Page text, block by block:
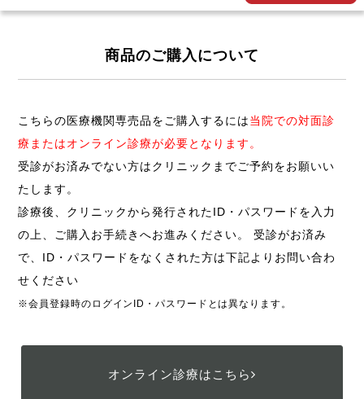
商品のご購入について
こちらの医療機関専売品をご購入するには当院での対面診
療またはオンライン診療が必要となります。
受診がお済みでない方はクリニックまでご予約をお願いい
たします。
診療後、クリニックから発行されたID・パスワードを入力
の上、ご購入お手続きへお進みください。 受診がお済み
で、ID・パスワードをなくされた方は下記よりお問い合わ
せください
※会員登録時のログインID・パスワードとは異なります。
オンライン診療はこちら